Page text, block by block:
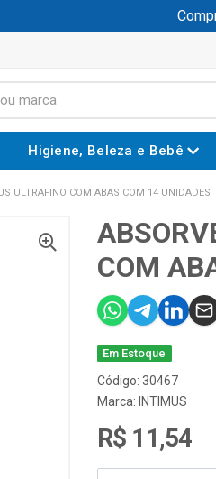
Compre
Higiene, Beleza e Bebê
ULTRAFINO COM ABAS COM 14 UNIDADES
COM
Em Estoque
Código: 30467
Marca: INTIMUS
R$ 11,54